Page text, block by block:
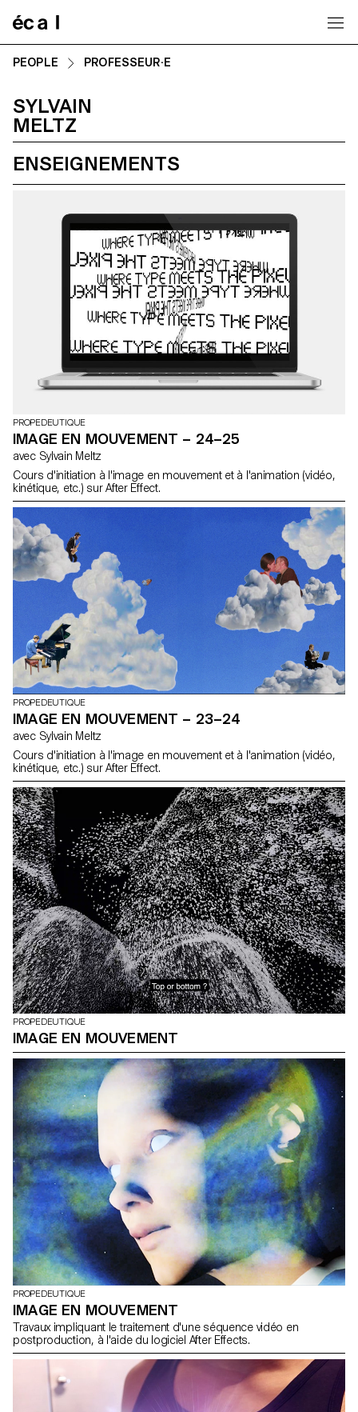
PEOPLE PROFESSEUR·E
SYLVAIN
MELTZ
ENSEIGNEMENTS
PROPEDEUTIQUE
IMAGE EN MOUVEMENT – 24–25
avec Sylvain Meltz
Cours d'initiation à l'image en mouvement et à l'animation (vidéo,
kinétique, etc.) sur After Effect.
PROPEDEUTIQUE
IMAGE EN MOUVEMENT – 23–24
avec Sylvain Meltz
Cours d'initiation à l'image en mouvement et à l'animation (vidéo,
kinétique, etc.) sur After Effect.
PROPEDEUTIQUE
IMAGE EN MOUVEMENT
PROPEDEUTIQUE
IMAGE EN MOUVEMENT
Travaux impliquant le traitement d'une séquence vidéo en
postproduction, à l'aide du logiciel After Effects.